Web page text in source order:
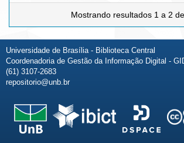
Mostrando resultados 1 a 2
Universidade de Brasília - Biblioteca Central
Coordenadoria de Gestão da Informação Digital -
(61) 3107-2683
repositorio@unb.br